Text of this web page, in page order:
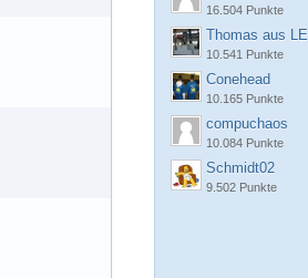
16.504 Punkte
Thomas aus LE
10.541 Punkte
Conehead
10.165 Punkte
compuchaos
10.084 Punkte
Schmidt02
9.502 Punkte